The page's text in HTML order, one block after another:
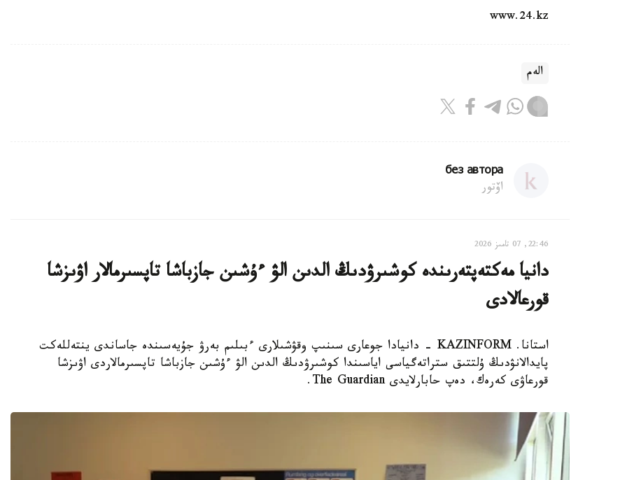
www.24.kz
الەم
без автора
اۆتور
22:46, 07 تامىز 2026
دانيا مەكتەپتەرىندە كوشىرۋدىڭ الدىن الۋ ءۇشىن جازباشا تاپسىرمالار اۋىزشا
قورعالادى
استانا. KAZINFORM - دانيادا جوعارى سىنىپ وقۋشىلارى ءبىلىم بەرۋ جۇيەسىندە جاساندى ينتەللەكت
پايدالانۋدىڭ ۇلتتىق ستراتەگياسى اياسىندا كوشىرۋدىڭ الدىن الۋ ءۇشىن جازباشا تاپسىرمالاردى اۋىزشا
قورعاۋى كەرەك، دەپ حابارلايدى The Guardian.